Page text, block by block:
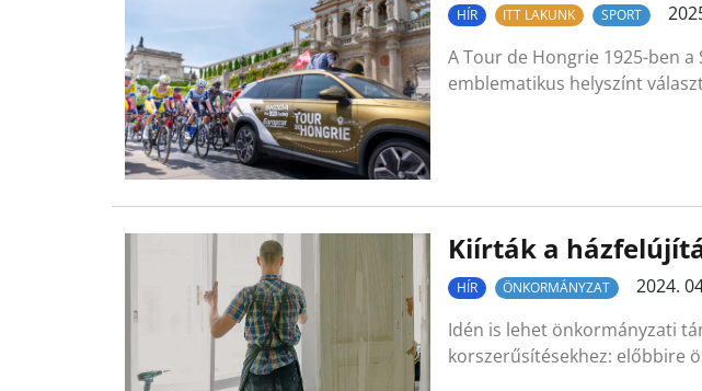
HÍR ITT LAKUNK SPORT
A Tour de Hongrie 1925-ben
emblematikus helyszínt
Kiírták a
HÍR ÖNKORMÁNYZAT
2024.
Idén is lehet önkormányzati
korszerűsítésekhez: előbbire